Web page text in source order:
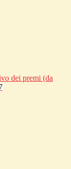
dei premi (da